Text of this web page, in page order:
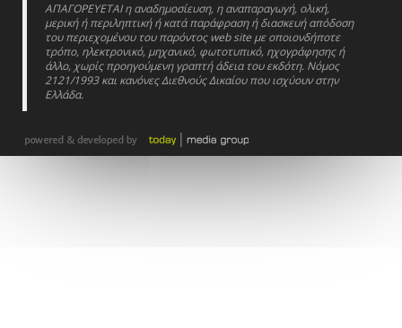
ΑΠΑΓΟΡΕΥΕΤΑΙ η αναδημοσίευση, η αναπαραγωγή, ολική,
μερική ή περιληπτική ή κατά παράφραση ή διασκευή απόδοση
του περιεχομένου του παρόντος web site με οποιονδήποτε
τρόπο, ηλεκτρονικό, μηχανικό, φωτοτυπικό, ηχογράφησης ή
άλλο, χωρίς προηγούμενη γραπτή άδεια του εκδότη. Νόμος
2121/1993 και κανόνες Διεθνούς Δικαίου που ισχύουν στην
Ελλάδα.